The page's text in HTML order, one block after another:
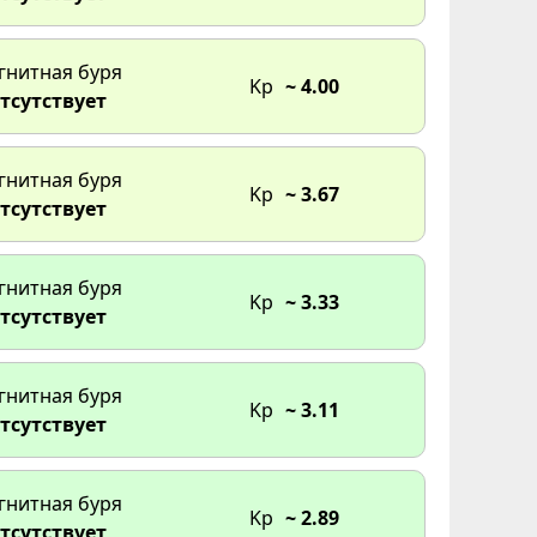
буря
Kp ~ 4.00
буря
Kp ~ 3.67
буря
Kp ~ 3.33
буря
Kp ~ 3.11
буря
Kp ~ 2.89